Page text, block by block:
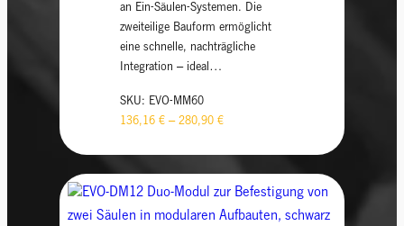
an Ein-Säulen-Systemen. Die
zweiteilige Bauform ermöglicht
eine schnelle, nachträgliche
Integration – ideal…
SKU: EVO-MM60
136,16€ –280,90€